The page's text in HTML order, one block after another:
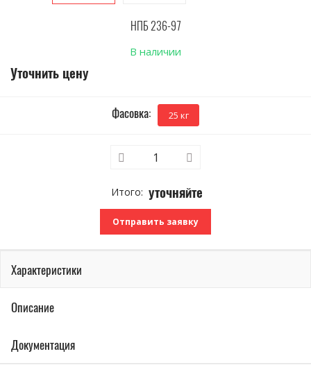
НПБ 236-97
В наличии
Уточнить цену
Фасовка: 25 кг
уточняйте
Отправить заявку
Характеристики
Описание
Документация